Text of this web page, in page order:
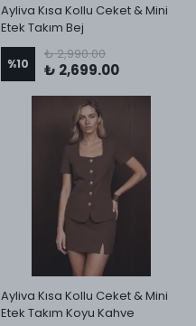
Ayliva Kısa Kollu Ceket & Mini
Etek Takım Bej
%10
₺ 2,990.00
₺ 2,699.00
Ayliva Kısa Kollu Ceket & Mini
Etek Takım Koyu Kahve